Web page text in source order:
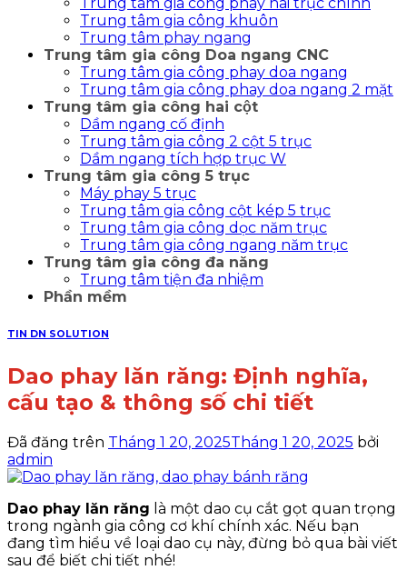
Trung tâm gia công khuôn
Trung tâm phay ngang
Trung tâm gia công Doa ngang CNC
Trung tâm gia công phay doa ngang
Trung tâm gia công phay doa ngang 2 mặt
Trung tâm gia công hai cột
Dầm ngang cố định
Trung tâm gia công 2 cột 5 trục
Dầm ngang tích hợp trục W
Trung tâm gia công 5 trục
Máy phay 5 trục
Trung tâm gia công cột kép 5 trục
Trung tâm gia công dọc năm trục
Trung tâm gia công ngang năm trục
Trung tâm gia công đa năng
Trung tâm tiện đa nhiệm
Phần mềm
TIN DN SOLUTION
Dao phay lăn răng: Định nghĩa,
cấu tạo & thông số chi tiết
Đã đăng trên Tháng 1 20, 2025Tháng 1 20, 2025 bởi
admin
Dao phay lăn răng là một dao cụ cắt gọt quan trọng
trong ngành gia công cơ khí chính xác. Nếu bạn
đang tìm hiểu về loại dao cụ này, đừng bỏ qua bài viết
sau để biết chi tiết nhé!